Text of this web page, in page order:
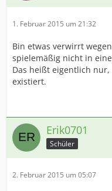
1. Februar 2015 um 21:32
Bin etwas verwirrt
spielemäßig nicht in
Das heißt eigentlich
existiert.
Erik0701
Schüler
2. Februar 2015 um 05:07